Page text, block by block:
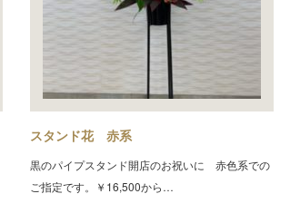
スタンド花 赤系
黒のパイプスタンド開店のお祝いに 赤色系での
ご指定です。￥16,500から…